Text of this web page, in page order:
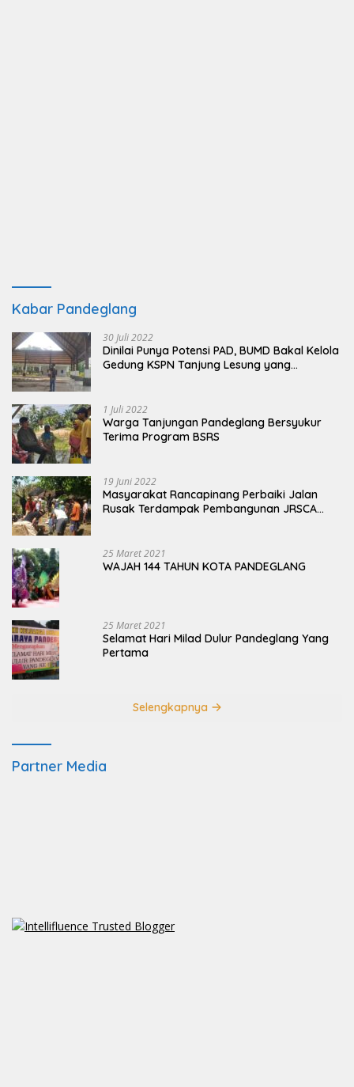
Kabar Pandeglang
30 Juli 2022
Dinilai Punya Potensi PAD, BUMD Bakal Kelola
Gedung KSPN Tanjung Lesung yang
1 Juli 2022
Warga Tanjungan Pandeglang Bersyukur
Terima Program BSRS
19 Juni 2022
Masyarakat Rancapinang Perbaiki Jalan
Rusak Terdampak Pembangunan JRSCA
25 Maret 2021
WAJAH 144 TAHUN KOTA PANDEGLANG
25 Maret 2021
Selamat Hari Milad Dulur Pandeglang Yang
Pertama
Selengkapnya
Partner Media